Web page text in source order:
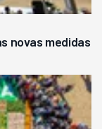
novas medidas